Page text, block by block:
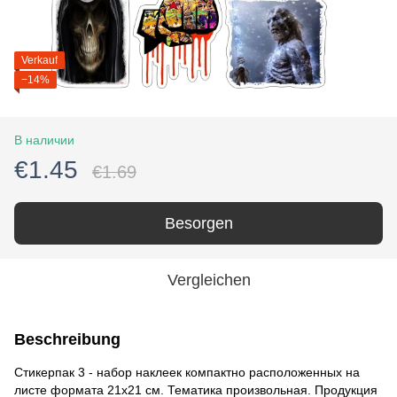
Verkauf
−14%
В наличии
€1.45 €1.69
Besorgen
Vergleichen
Beschreibung
Стикерпак 3 - набор наклеек компактно расположенных на
листе формата 21x21 см. Тематика произвольная. Продукция